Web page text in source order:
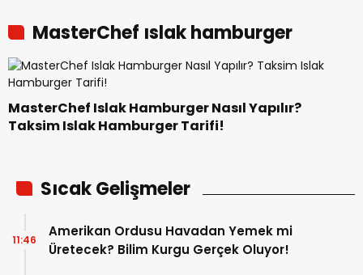
MasterChef ıslak hamburger
MasterChef Islak Hamburger Nasıl Yapılır?
Taksim Islak Hamburger Tarifi!
Sıcak Gelişmeler
Amerikan Ordusu Havadan Yemek mi
Üretecek? Bilim Kurgu Gerçek Oluyor!
11:46